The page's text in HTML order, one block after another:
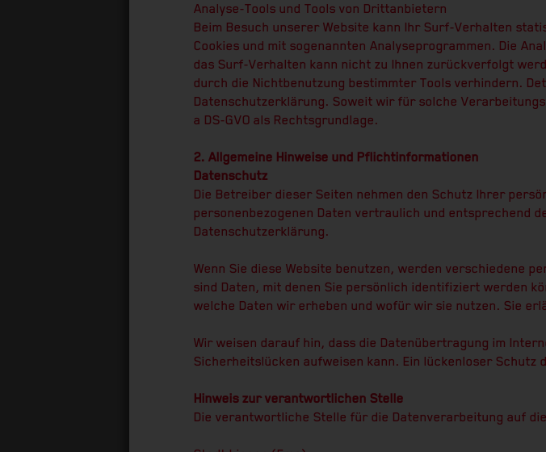
Analyse-Tools und Tools von Drittanbietern
Beim Besuch unserer Website kann Ihr Surf-Verhalten
Cookies und mit sogenannten Analyseprogrammen. Die
das Surf-Verhalten kann nicht zu Ihnen zurückverfolgt
durch die Nichtbenutzung bestimmter Tools verhindern.
Datenschutzerklärung. Soweit wir für solche
a DS-GVO als Rechtsgrundlage.
2. Allgemeine Hinweise und Pflichtinformationen
Datenschutz
Die Betreiber dieser Seiten nehmen den Schutz Ihrer
personenbezogenen Daten vertraulich und entsprechend
Datenschutzerklärung.
Wenn Sie diese Website benutzen, werden verschiedene
sind Daten, mit denen Sie persönlich identifiziert werden
welche Daten wir erheben und wofür wir sie nutzen. Sie
Wir weisen darauf hin, dass die Datenübertragung im
Sicherheitslücken aufweisen kann. Ein lückenloser
Hinweis zur verantwortlichen Stelle
Die verantwortliche Stelle für die Datenverarbeitung auf